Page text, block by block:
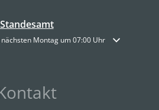
Standesamt
oder Schließzeiten auszublenden
Montag um 07:00 Uhr